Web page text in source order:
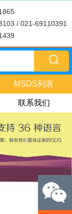
/ 021-69110391
MSDS列表
联系我们